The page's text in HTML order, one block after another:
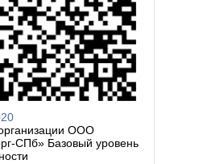
ООО
СПб» Базовый уровень